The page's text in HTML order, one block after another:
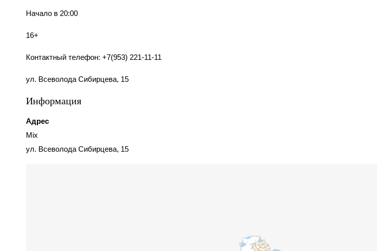
Начало в 20:00
16+
Контактный телефон: +7(953) 221-11-11
ул. Всеволода Сибирцева, 15
Информация
Адрес
Mix
ул. Всеволода Сибирцева, 15